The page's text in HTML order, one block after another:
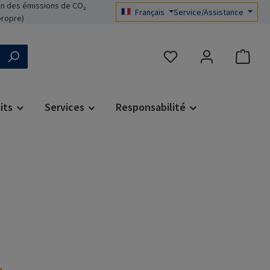
des émissions de CO₂
Français Service/Assistance
Vous avez 0 articles
Services Responsabilité